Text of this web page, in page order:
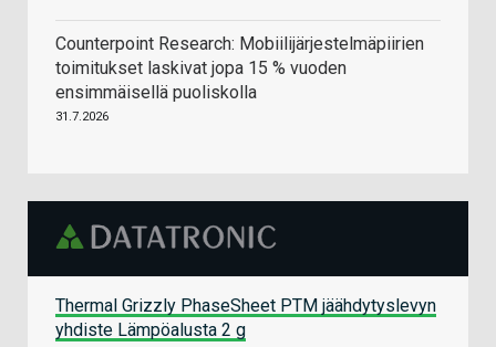
Counterpoint Research: Mobiilijärjestelmäpiirien
toimitukset laskivat jopa 15 % vuoden
ensimmäisellä puoliskolla
31.7.2026
Thermal Grizzly PhaseSheet PTM jäähdytyslevyn
yhdiste Lämpöalusta 2 g